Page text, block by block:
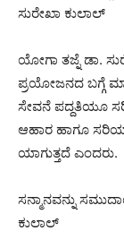
ಸುರೇಖಾ ಕುಲಾಲ್
ಯೋಗಾ ತಜ್ನೆ ಡಾ.
ಪ್ರಯೋಜನದ ಬಗ್ಗೆ
ಸೇವನೆ ಪದ್ದತಿಯೂ
ಆಹಾರ ಹಾಗೂ
ಯಾಗುತ್ತದೆ ಎಂದರು.
ಸನ್ಮಾನವನ್ನು
ಕುಲಾಲ್